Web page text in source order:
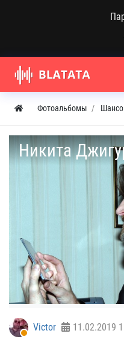
Фотоальбомы
Никита
Victor 11.02.2019